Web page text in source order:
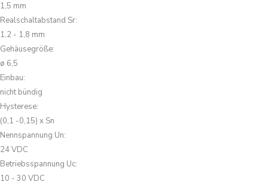
1,5 mm
Realschaltabstand Sr:
1,2 - 1,8 mm
Gehäusegröße:
ø 6,5
Einbau:
nicht bündig
Hysterese:
(0,1 -0,15) x Sn
Nennspannung Un:
24 VDC
Betriebsspannung Uc:
10 - 30 VDC